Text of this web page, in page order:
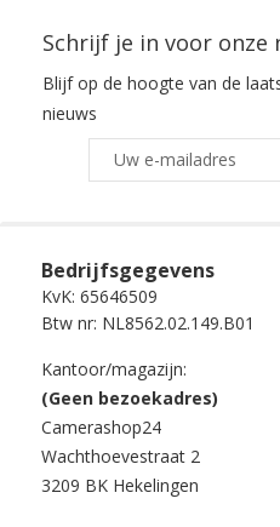
Schrijf je in voor onze
Blijf op de hoogte van de
nieuws
Bedrijfsgegevens
KvK: 65646509
Btw nr: NL8562.02.149.B01
Kantoor/magazijn:
(Geen bezoekadres)
Camerashop24
Wachthoevestraat 2
3209 BK Hekelingen